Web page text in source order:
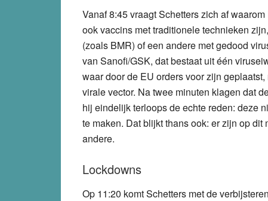
Vanaf 8:45 vraagt Schetters zich af
ook vaccins met traditionele technieken
(zoals BMR) of een andere met gedood
van Sanofi/GSK, dat bestaat uit één
waar door de EU orders voor zijn
virale vector. Na twee minuten klagen dat
hij eindelijk terloops de echte reden: deze
te maken. Dat blijkt thans ook: er zijn op
andere.
Lockdowns
Op 11:20 komt Schetters met de